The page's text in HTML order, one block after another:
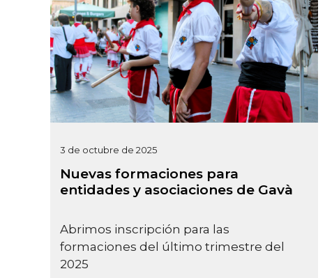
3 de octubre de 2025
Nuevas formaciones para
entidades y asociaciones de Gavà
Abrimos inscripción para las
formaciones del último trimestre del
2025